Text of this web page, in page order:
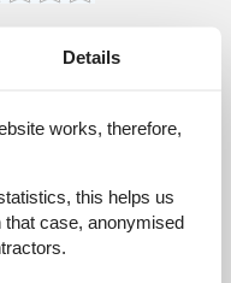
Details
works, therefore,
this helps us
that case, anonymised